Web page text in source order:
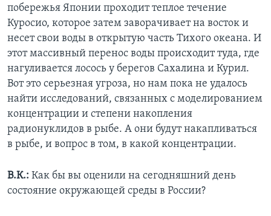
побережья Японии проходит теплое течение
Куросио, которое затем заворачивает на восток и
несет свои воды в открытую часть Тихого океана. И
этот массивный перенос воды происходит туда, где
нагуливается лосось у берегов Сахалина и Курил.
Вот это серьезная угроза, но нам пока не удалось
найти исследований, связанных с моделированием
концентрации и степени накопления
радионуклидов в рыбе. А они будут накапливаться
в рыбе, и вопрос в том, в какой концентрации.
В.К.: Как бы вы оценили на сегодняшний день
состояние окружающей среды в России?